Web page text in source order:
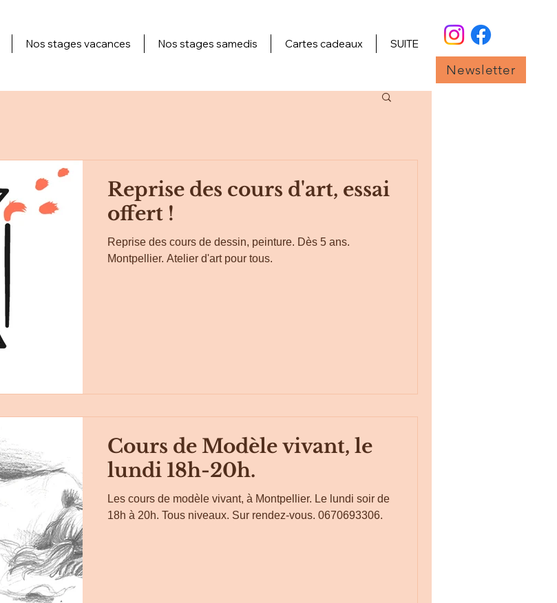
Nos stages vacances Nos stages samedis Cartes cadeaux SUITE
Newsletter
Reprise des cours d'art, essai
offert !
Reprise des cours de dessin, peinture. Dès 5 ans.
Montpellier. Atelier d'art pour tous.
Cours de Modèle vivant, le
lundi 18h-20h.
Les cours de modèle vivant, à Montpellier. Le lundi soir de
18h à 20h. Tous niveaux. Sur rendez-vous. 0670693306.